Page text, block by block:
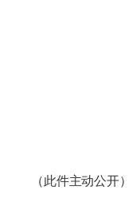
（此件主动公开）